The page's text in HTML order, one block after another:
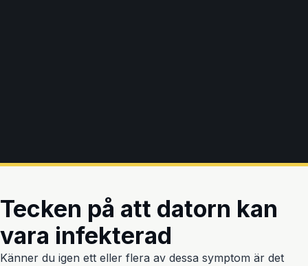
Tecken på att datorn kan
vara infekterad
Känner du igen ett eller flera av dessa symptom är det